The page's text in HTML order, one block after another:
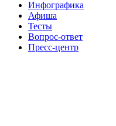
Инфографика
Афиша
Тесты
Вопрос-ответ
Пресс-центр